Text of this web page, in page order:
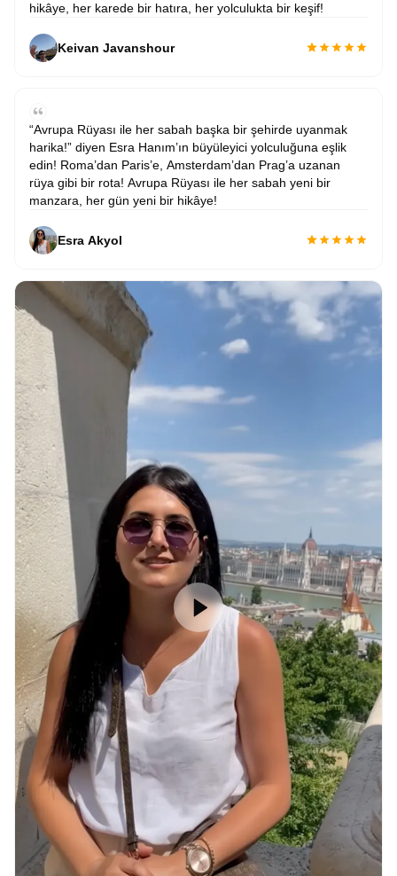
hikâye, her karede bir hatıra, her yolculukta bir keşif!
Keivan Javanshour
“Avrupa Rüyası ile her sabah başka bir şehirde uyanmak
harika!” diyen Esra Hanım’ın büyüleyici yolculuğuna eşlik
edin! Roma’dan Paris’e, Amsterdam’dan Prag’a uzanan
rüya gibi bir rota! Avrupa Rüyası ile her sabah yeni bir
manzara, her gün yeni bir hikâye!
Esra Akyol